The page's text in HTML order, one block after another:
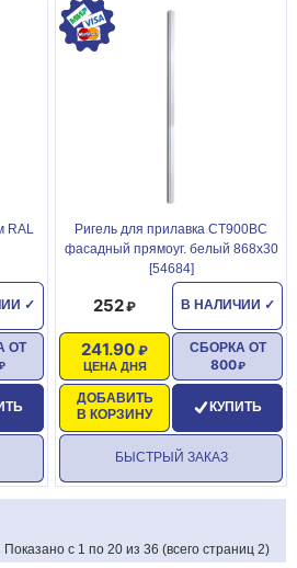
✓
ОТ
Ригель для прилавка СТ900ВС
фасадный прямоуг. белый 868х30
[54684]
В НАЛИЧИИ ✓
252
ЦЕНА ДНЯ
241.90
ДОБАВИТЬ
В КОРЗИНУ
СБОРКА ОТ
800
КУПИТЬ
БЫСТРЫЙ ЗАКАЗ
Показано с 1 по 20 из 36 (всего страниц 2)